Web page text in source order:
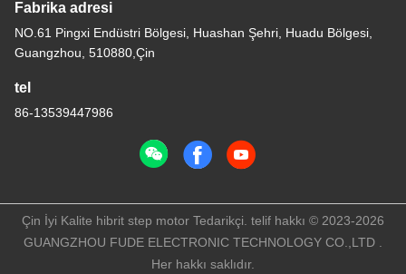
Fabrika adresi
NO.61 Pingxi Endüstri Bölgesi, Huashan Şehri, Huadu Bölgesi,
Guangzhou, 510880,Çin
tel
86-13539447986
Çin İyi Kalite hibrit step motor Tedarikçi. telif hakkı © 2023-2026
GUANGZHOU FUDE ELECTRONIC TECHNOLOGY CO.,LTD .
Her hakkı saklıdır.